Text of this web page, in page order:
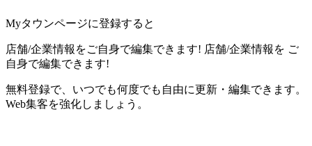
Myタウンページに登録すると
店舗/企業情報をご自身で編集できます! 店舗/企業情報を ご
自身で編集できます!
無料登録で、いつでも何度でも自由に更新・編集できます。
Web集客を強化しましょう。